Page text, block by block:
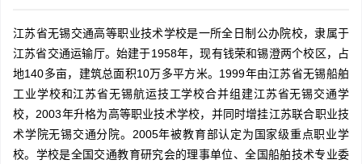
江苏省无锡交通高等职业技术学校是一所全日制公办院校，隶属于
江苏省交通运输厅。始建于1958年，现有钱荣和锡澄两个校区，占
地140多亩，建筑总面积10万多平方米。1999年由江苏省无锡船舶
工业学校和江苏省无锡航运技工学校合并组建江苏省无锡交通学
校，2003年升格为高等职业技术学校，并同时增挂江苏联合职业技
术学院无锡交通分院。2005年被教育部认定为国家级重点职业学
校。学校是全国交通教育研究会的理事单位、全国船舶技术专业委